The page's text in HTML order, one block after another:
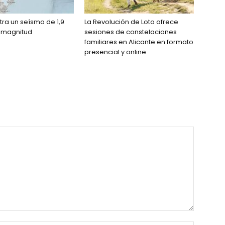
un seísmo de 1,9
La Revolución de Loto ofrece
sesiones de constelaciones
familiares en Alicante en formato
presencial y online